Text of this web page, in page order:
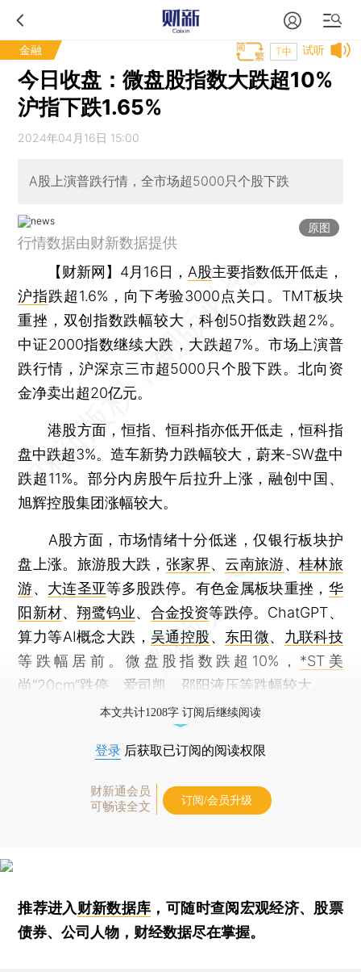
金融 试听
T中
今日收盘：微盘股指数大跌超10%
沪指下跌1.65%
2024年04月16日 15:00
A股上演普跌行情，全市场超5000只个股下跌
原图
行情数据由财新数据提供
【财新网】 4月16日， A股主要指数低开低走，
沪指跌超1.6%，向下考验3000点关口。TMT板块
重挫，双创指数跌幅较大，科创50指数跌超2%。
中证2000指数继续大跌，大跌超7%。市场上演普
跌行情，沪深京三市超5000只个股下跌。北向资
金净卖出超20亿元。
港股方面，恒指、恒科指亦低开低走，恒科指
盘中跌超3%。造车新势力跌幅较大，蔚来-SW盘中
跌超11%。部分内房股午后拉升上涨，融创中国、
旭辉控股集团涨幅较大。
A股方面，市场情绪十分低迷，仅银行板块护
盘上涨。旅游股大跌， 张家界、 云南旅游、 桂林旅
游、 大连圣亚等多股跌停。有色金属板块重挫， 华
阳新材、翔鹭钨业、 合金投资等跌停。ChatGPT、
算力等AI概念大跌， 吴通控股、 东田微、 九联科技
等跌幅居前。微盘股指数跌超10%， *ST美
尚“20cm”跌停， 爱司凯 、邵阳液压等跌幅较大。
本文共计1208字 订阅后继续阅读
登录 后获取已订阅的阅读权限
财新通会员
可畅读全文
订阅/会员升级
推荐进入财新数据库 ，可随时查阅宏观经济、股票
债券、公司人物，财经数据尽在掌握。